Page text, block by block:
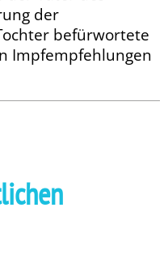
der
be­­fürwortete
Impfempfehlungen